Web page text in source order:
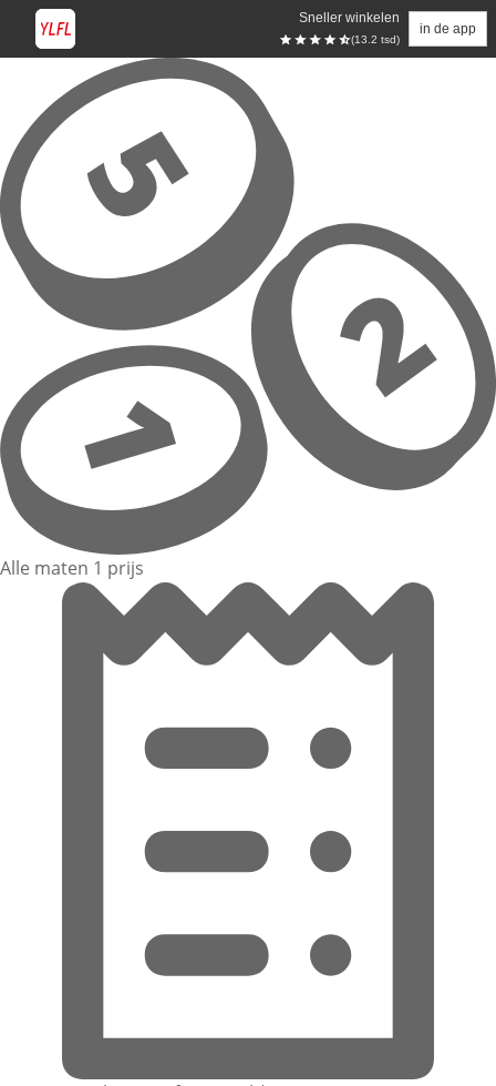
Sneller winkelen
(13.2 tsd)
in de app
Overslaan naar hoofdinhoud
Alle maten 1 prijs